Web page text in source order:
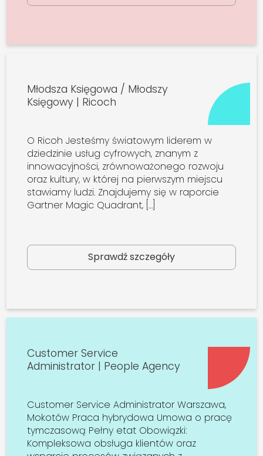
Młodsza Księgowa / Młodszy
Księgowy | Ricoch
O Ricoh Jesteśmy światowym liderem w
dziedzinie usług cyfrowych, znanym z
innowacyjności, zrównoważonego rozwoju
oraz kultury, w której na pierwszym miejscu
stawiamy ludzi. Znajdujemy się w raporcie
Gartner Magic Quadrant, […]
Sprawdź szczegóły
Customer Service
Administrator | People Agency
Customer Service Administrator Warszawa,
Mokotów Praca hybrydowa Umowa o pracę
tymczasową Pełny etat Obowiązki:
Kompleksowa obsługa klientów oraz